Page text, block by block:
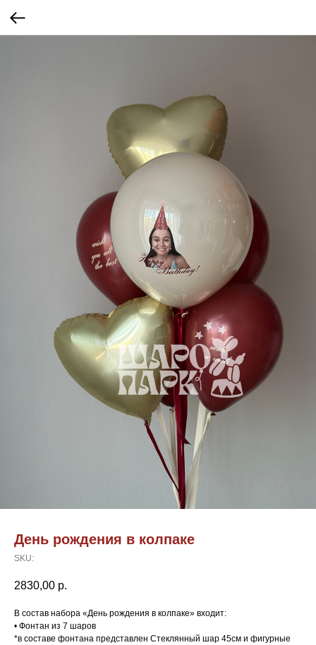
День рождения в колпаке
SKU:
2830,00 р.
В состав набора «День рождения в колпаке» входит:
• Фонтан из 7 шаров
*в составе фонтана представлен Стеклянный шар 45см и фигурные